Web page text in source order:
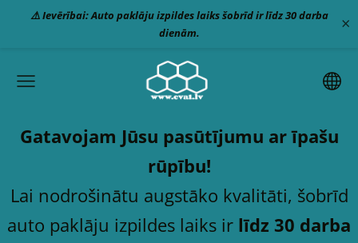
⚠️ Ievērībai: Auto paklāju izpildes laiks šobrīd ir līdz 30 darba
dienām.
×
Gatavojam Jūsu pasūtījumu ar īpašu
rūpību!
Lai nodrošinātu augstāko kvalitāti, šobrīd
auto paklāju izpildes laiks ir līdz 30 darba